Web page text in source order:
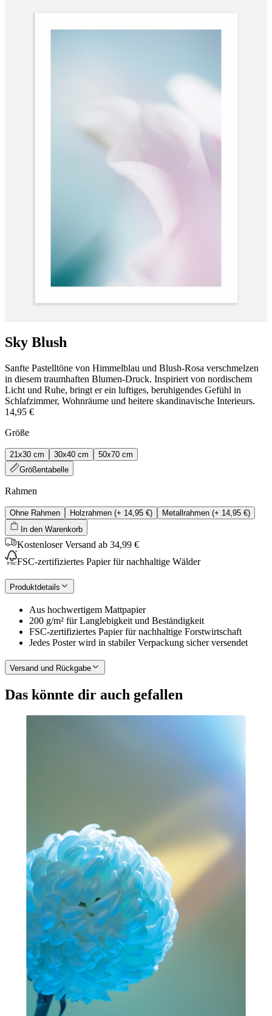
Sky Blush
Sanfte Pastelltöne von Himmelblau und Blush-Rosa verschmelzen
in diesem traumhaften Blumen-Druck. Inspiriert von nordischem
Licht und Ruhe, bringt er ein luftiges, beruhigendes Gefühl in
Schlafzimmer, Wohnräume und heitere skandinavische Interieurs.
14,95 €
Größe
21x30 cm 30x40 cm
50x70 cm
Größentabelle
Rahmen
Ohne Rahmen Holzrahmen (+ 14,95 €) Metallrahmen (+ 14,95 €)
In den Warenkorb
Kostenloser Versand ab 34,99 €
FSC-zertifiziertes Papier für nachhaltige Wälder
Produktdetails
Aus hochwertigem Mattpapier
200 g/m² für Langlebigkeit und Beständigkeit
FSC-zertifiziertes Papier für nachhaltige Forstwirtschaft
Jedes Poster wird in stabiler Verpackung sicher versendet
Versand und Rückgabe
Das könnte dir auch gefallen